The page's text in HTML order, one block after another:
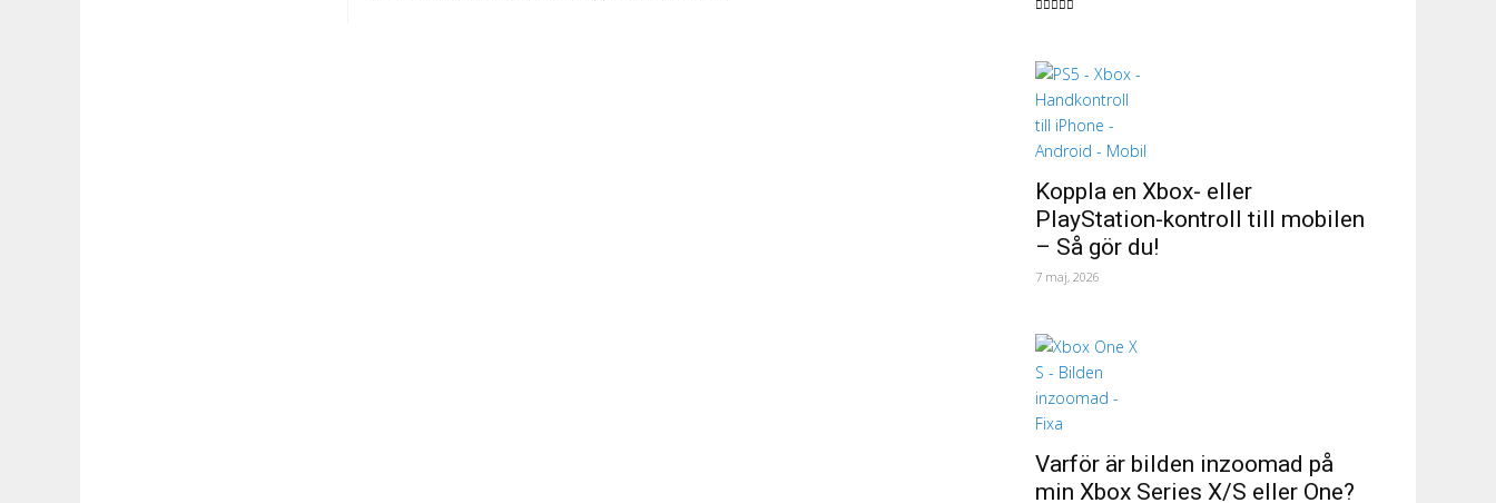
Koppla en Xbox- eller
PlayStation-kontroll till mobilen
– Så gör du!
7 maj, 2026
Varför är bilden inzoomad på
min Xbox Series X/S eller One?